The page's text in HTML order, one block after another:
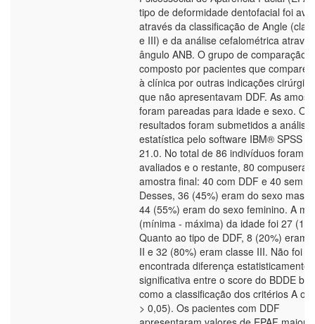
tipo de deformidade dentofacial foi
através da classificação de Angle
e III) e da análise cefalométrica
ângulo ANB. O grupo de comparação
composto por pacientes que
à clínica por outras indicações
que não apresentavam DDF. As
foram pareadas para idade e sexo. Os
resultados foram submetidos a análise
estatística pelo software IBM® SPSS
21.0. No total de 86 indivíduos foram
avaliados e o restante, 80
amostra final: 40 com DDF e 40 sem
Desses, 36 (45%) eram do sexo
44 (55%) eram do sexo feminino. A
(mínima - máxima) da idade foi 27 (18
Quanto ao tipo de DDF, 8 (20%) eram
II e 32 (80%) eram classe III. Não foi
encontrada diferença estatisticamente
significativa entre o score do BDDE
como a classificação dos critérios A ou
> 0,05). Os pacientes com DDF